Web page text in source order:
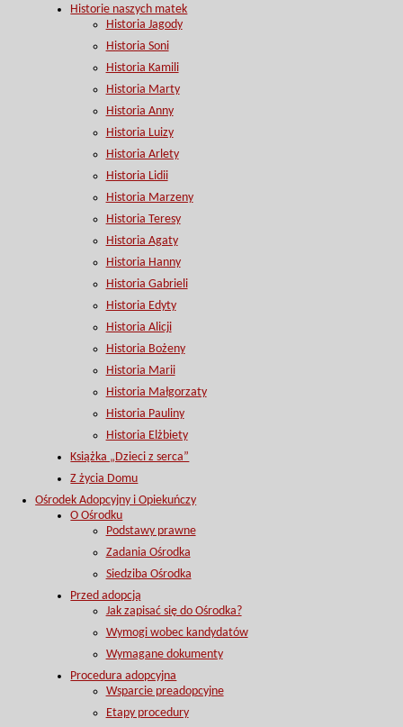
Historie naszych matek
Historia Jagody
Historia Soni
Historia Kamili
Historia Marty
Historia Anny
Historia Luizy
Historia Arlety
Historia Lidii
Historia Marzeny
Historia Teresy
Historia Agaty
Historia Hanny
Historia Gabrieli
Historia Edyty
Historia Alicji
Historia Bożeny
Historia Marii
Historia Małgorzaty
Historia Pauliny
Historia Elżbiety
Książka „Dzieci z serca”
Z życia Domu
Ośrodek Adopcyjny i Opiekuńczy
O Ośrodku
Podstawy prawne
Zadania Ośrodka
Siedziba Ośrodka
Przed adopcją
Jak zapisać się do Ośrodka?
Wymogi wobec kandydatów
Wymagane dokumenty
Procedura adopcyjna
Wsparcie preadopcyjne
Etapy procedury